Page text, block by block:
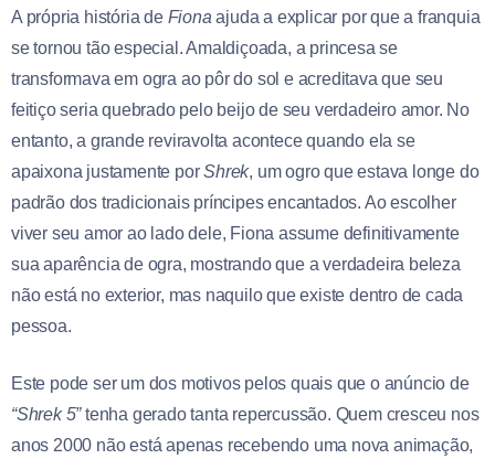
A própria história de Fiona ajuda a explicar por que a franquia
se tornou tão especial. Amaldiçoada, a princesa se
transformava em ogra ao pôr do sol e acreditava que seu
feitiço seria quebrado pelo beijo de seu verdadeiro amor. No
entanto, a grande reviravolta acontece quando ela se
apaixona justamente porShrek, um ogro que estava longe do
padrão dos tradicionais príncipes encantados. Ao escolher
viver seu amor ao lado dele, Fiona assume definitivamente
sua aparência de ogra, mostrando que a verdadeira beleza
não está no exterior, mas naquilo que existe dentro de cada
pessoa.
Este pode ser um dos motivos pelos quais que o anúncio de
“Shrek 5”tenha gerado tanta repercussão. Quem cresceu nos
anos 2000 não está apenas recebendo uma nova animação,